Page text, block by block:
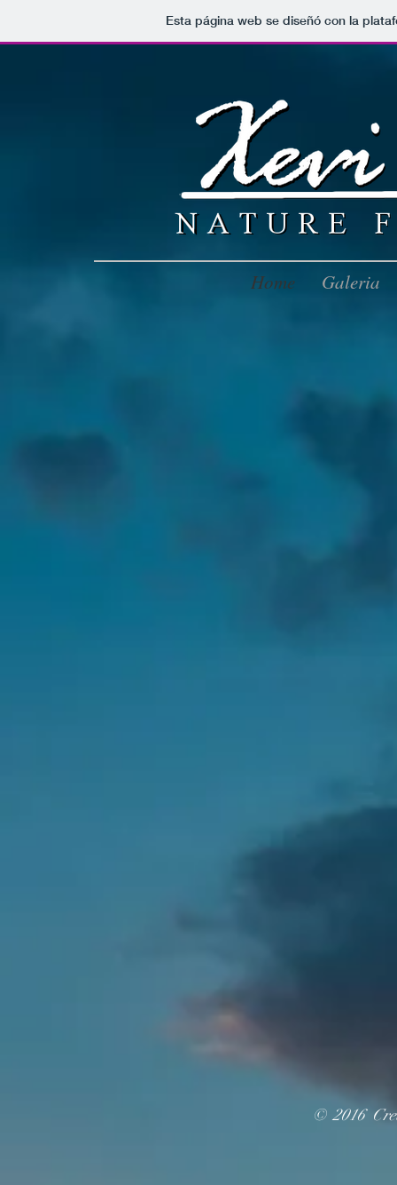
Esta página web se diseñó con la
Home Galeria
© 2016